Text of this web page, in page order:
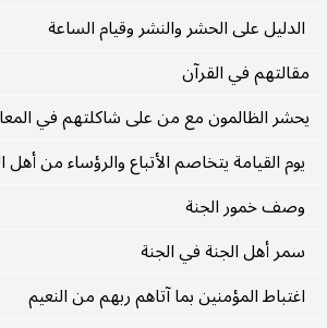
الدليل على الحشر والنشر وقيام الساعة
مقالتهم في القرآن
يحشر الظالمون مع من على شاكلتهم في
يوم القيامة يتخاصم الأتباع والرؤساء من
وصف خمور الجنة
سمر أهل الجنة في الجنة
اغتباط المؤمنين بما آتاهم ربهم من النعيم
فَطَفِقَ مَسْحاً بِالسُّوقِ وَالْأَعْناقِ
سوقها وأعناقها إظهارا لكرامتها
الأعوان ، فى دفع العدوان ، ولا
أمرها وعلم قوة أسرها ، وأنها خلو
تعوقها عن عملها حين البأساء.